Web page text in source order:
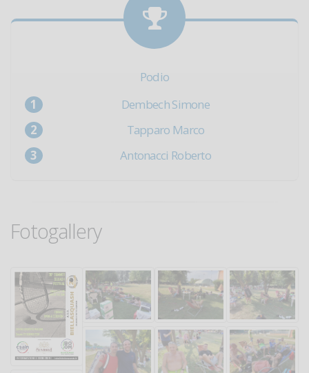
Podio
Dembech Simone
Tapparo Marco
Antonacci Roberto
Fotogallery